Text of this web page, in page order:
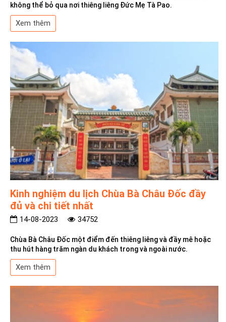
không thể bỏ qua nơi thiêng liêng Đức Mẹ Tà Pao.
Xem thêm
Kinh nghiệm du lịch Chùa Bà Châu Đốc đầy
đủ và chi tiết nhất
14-08-2023 34752
Chùa Bà Châu Đốc một điểm đến thiêng liêng và đầy mê hoặc
thu hút hàng trăm ngàn du khách trong và ngoài nước.
Xem thêm